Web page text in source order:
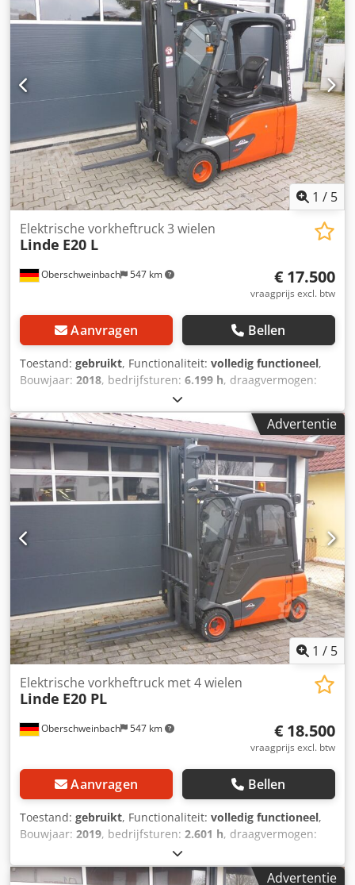
1 / 5
Oberschweinbach 547 km
Elektrische vorkheftruck 3 wielen
Linde E20 L
€ 17.500
vraagprijs excl. btw
Aanvragen Bellen
Toestand: gebruikt, Functionaliteit: volledig functioneel,
Bouwjaar: 2018, bedrijfsturen: 6.199 h, draagvermogen:
4.625 mm
masttype:triplex, bouwhoogte:2.121 mm, aandrijftype:
Elektro, Elektrische 3-wiel vorkheftruck Type mast: Triplex
Staat: Klaar voor gebruik en volledig functioneel
Technische staat: goed Cjdpfxsu Adfbs Am Rsrf Zijschuiver,
3e klep, dakbedekking, windscherm, halve cabine,
Advertentie
1 / 5
Oberschweinbach 547 km
Elektrische vorkheftruck met 4 wielen
Linde E20 PL
€ 18.500
vraagprijs excl. btw
Aanvragen Bellen
Toestand: gebruikt, Functionaliteit: volledig functioneel,
Bouwjaar: 2019, bedrijfsturen: 2.601 h, draagvermogen:
4.050 mm
masttype:Simplex, bouwhoogte:2.646 mm, aandrijftype:
Advertentie